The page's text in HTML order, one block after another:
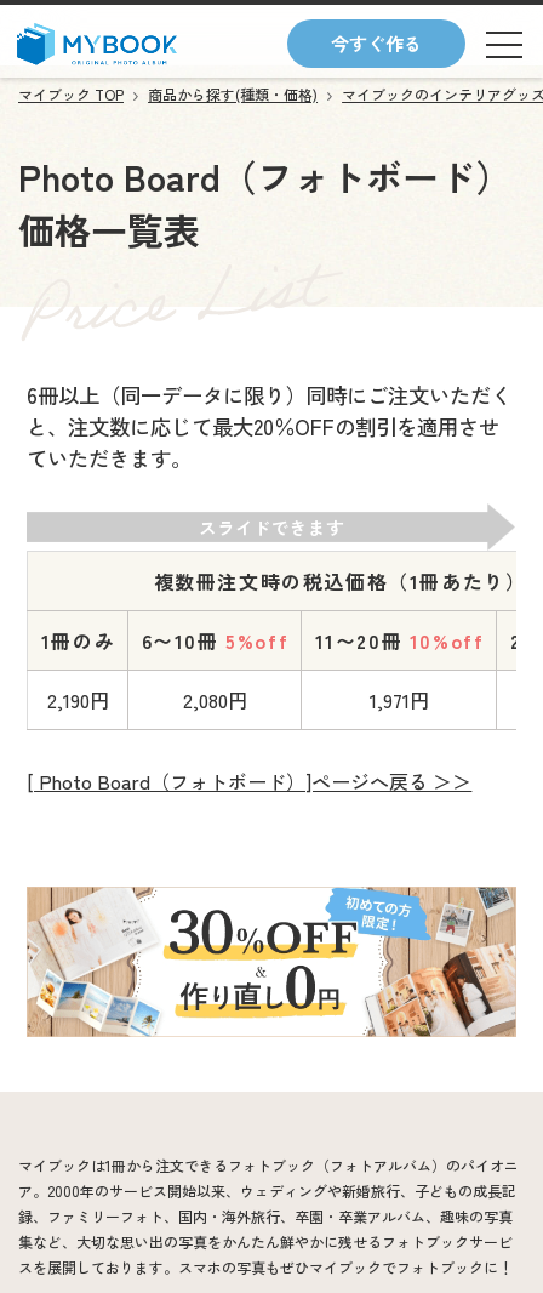
今すぐ作る
マイブック TOP 商品から探す(種類・価格) マイブックのインテリアグッ
Photo Board（フォトボード）
価格一覧表
6冊以上（同一データに限り）同時にご注文いただく
と、注文数に応じて最大20％OFFの割引を適用させ
ていただきます。
スライドできます
複数冊注文時の税込価格（1冊あたり
1冊のみ 6〜10冊5%off 11〜20冊 10%off 21
2,190円 2,080円 1,971円
[ Photo Board（フォトボード）]ページへ戻る ＞＞
マイブックは1冊から注文できるフォトブック（フォトアルバム）のパイオニ
ア。2000年のサービス開始以来、ウェディングや新婚旅行、子どもの成長記
録、ファミリーフォト、国内・海外旅行、卒園・卒業アルバム、趣味の写真
集など、大切な思い出の写真をかんたん鮮やかに残せるフォトブックサービ
スを展開しております。スマホの写真もぜひマイブックでフォトブックに！